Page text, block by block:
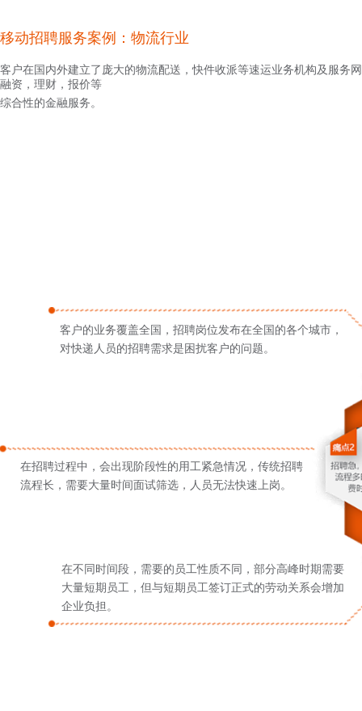
移动招聘服务案例：物流行业
客户在国内外建立了庞大的物流配送，快件收派等速运业务机构及服务
融资，理财，报价等
综合性的金融服务。
客户的业务覆盖全国，招聘岗位发布在全国的各个城市，
对快递人员的招聘需求是困扰客户的问题。
在招聘过程中，会出现阶段性的用工紧急情况，传统招聘
流程长，需要大量时间面试筛选，人员无法快速上岗。
在不同时间段，需要的员工性质不同，部分高峰时期需要
大量短期员工，但与短期员工签订正式的劳动关系会增加
企业负担。